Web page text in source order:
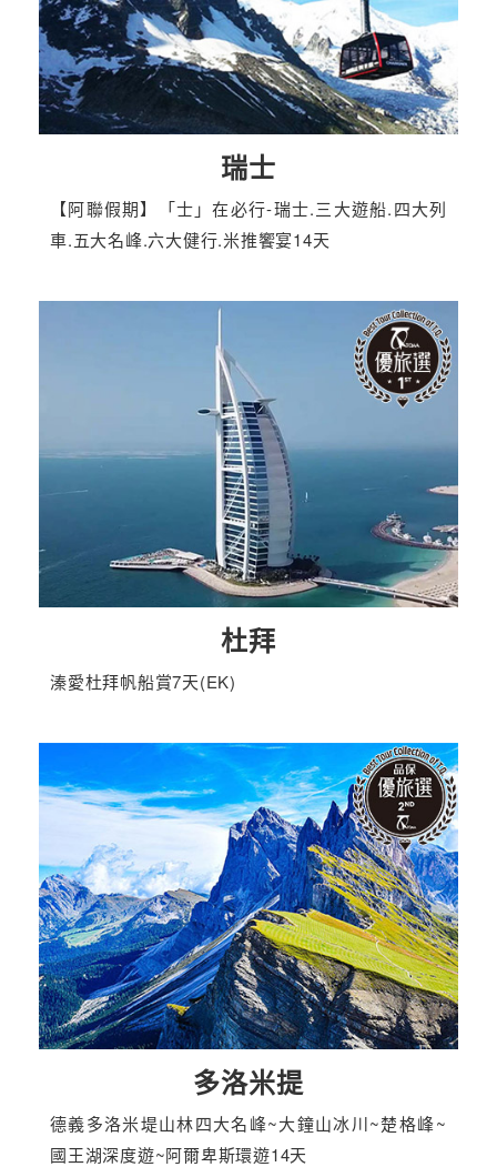
瑞士
【阿聯假期】「士」在必行-瑞士.三大遊船.四大列
車.五大名峰.六大健行.米推饗宴14天
杜拜
溱愛杜拜帆船賞7天(EK)
多洛米提
德義多洛米堤山林四大名峰~大鐘山冰川~楚格峰~
國王湖深度遊~阿爾卑斯環遊14天